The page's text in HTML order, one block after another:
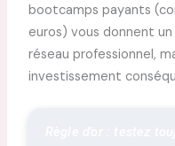
bootcamps payants
euros) vous donnent
réseau professionnel,
investissement